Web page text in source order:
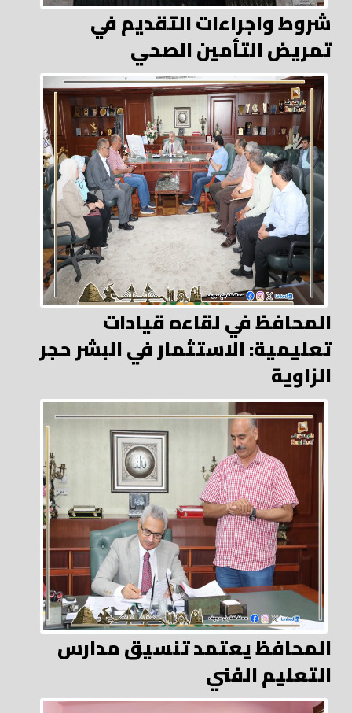
شروط واجراءات التقديم في
تمريض التأمين الصحي
المحافظ في لقاءه قيادات
تعليمية: الاستثمار في البشر حجر
الزاوية
المحافظ يعتمد تنسيق مدارس
التعليم الفني